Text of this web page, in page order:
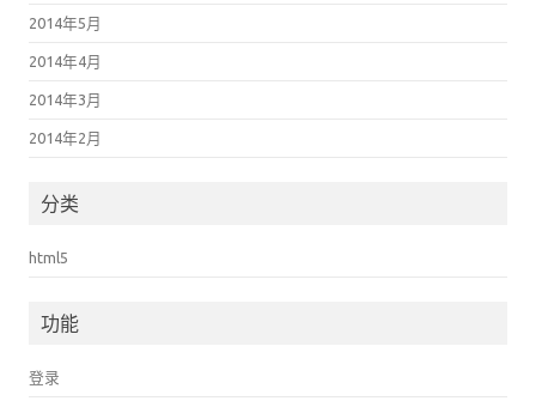
2014年5月
2014年4月
2014年3月
2014年2月
分类
html5
功能
登录